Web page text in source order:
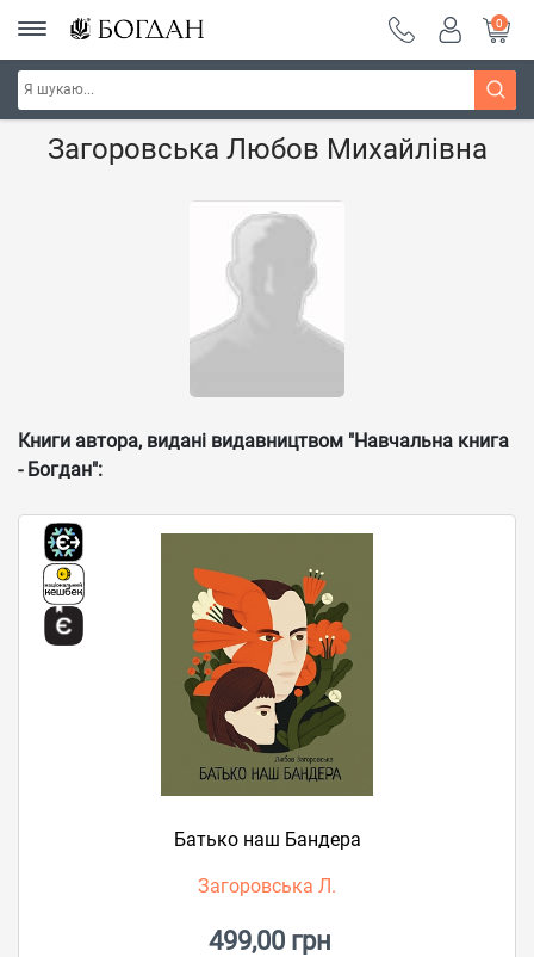
0
Головна Наші автори - Навчальна книга - "Богдан"
Загоровська Любов Михайлівна
Книги автора, видані видавництвом "Навчальна книга
- Богдан":
Батько наш Бандера
Загоровська Л.
499,00 грн